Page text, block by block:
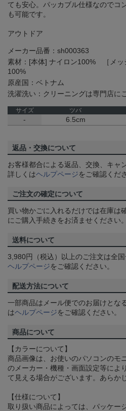
ても安心。パッカブル仕様なのでコ
も可能です。
アウトドア
メーカー品番：sh000363
素材：[本体] ナイロン100% ［メッ
100%
原産国：ベトナム
洗濯洗い：クリーニングは専門店に
サイズ ツバ
- 6.5cm
返品・交換について
お客様都合による返品、交換、キャ
詳しくはヘルプページをご確認くだ
ご注文の確定について
買い物かごに入れるだけでは在庫は
にご購入手続きをお済ませください。
送料について
3,980円（税込）以上のご注文は全
ヘルプページをご確認ください。
配送方法について
一部商品はメール便でのお届けとな
はヘルプページをご確認ください。
商品について
【カラーについて】
商品画像は、お使いのパソコンのモ
のメーカー・機種・画面設定等によ
て見える場合がございます。あらか
【仕様について】
取り扱い商品によっては、パッケー